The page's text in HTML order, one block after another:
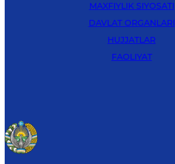
MAXFIYLIK SIYOSATI
DAVLAT ORGANLARI
HUJJATLAR
FAOLIYAT